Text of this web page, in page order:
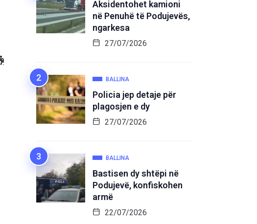
Aksidentohet kamioni
në Penuhë të Podujevës,
ngarkesa
27/07/2026
BALLINA
Policia jep detaje për
plagosjen e dy
27/07/2026
BALLINA
Bastisen dy shtëpi në
Podujevë, konfiskohen
armë
22/07/2026